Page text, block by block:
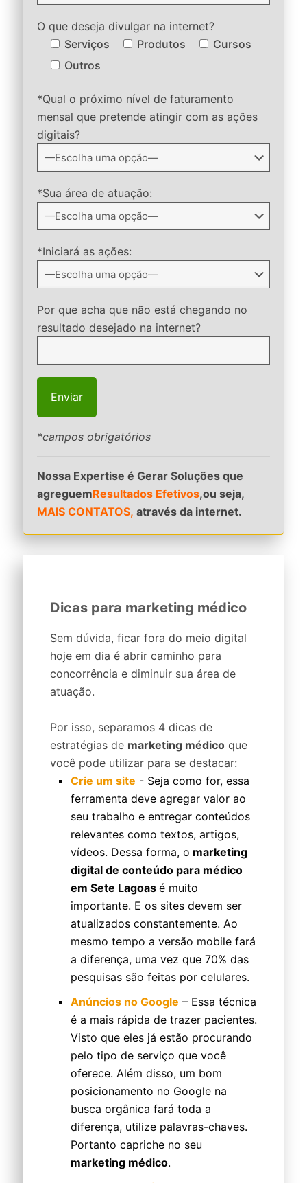
O que deseja divulgar na internet?
Serviços
Produtos
Cursos
Outros
*Qual o próximo nível de faturamento
mensal que pretende atingir com as ações
digitais?
*Sua área de atuação:
*Iniciará as ações:
Por que acha que não está chegando no
resultado desejado na internet?
*campos obrigatórios
Nossa Expertise é Gerar Soluções que
agreguemResultados Efetivos,ou seja,
MAIS CONTATOS, através da internet.
Dicas para marketing médico
Sem dúvida, ficar fora do meio digital
hoje em dia é abrir caminho para
concorrência e diminuir sua área de
atuação.
Por isso, separamos 4 dicas de
estratégias de marketing médico que
você pode utilizar para se destacar:
Crie um site - Seja como for, essa
ferramenta deve agregar valor ao
seu trabalho e entregar conteúdos
relevantes como textos, artigos,
vídeos. Dessa forma, o marketing
digital de conteúdo para médico
em Sete Lagoas é muito
importante. E os sites devem ser
atualizados constantemente. Ao
mesmo tempo a versão mobile fará
a diferença, uma vez que 70% das
pesquisas são feitas por celulares.
Anúncios no Google – Essa técnica
é a mais rápida de trazer pacientes.
Visto que eles já estão procurando
pelo tipo de serviço que você
oferece. Além disso, um bom
posicionamento no Google na
busca orgânica fará toda a
diferença, utilize palavras-chaves.
Portanto capriche no seu
marketing médico.